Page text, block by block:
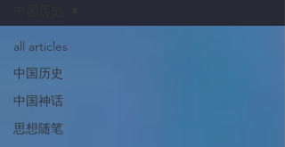
all articles
中国历史
中国神话
思想随笔